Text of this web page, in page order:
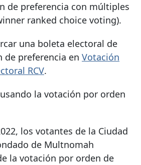
de preferencia con múltiples
ranked choice voting).
una boleta electoral de
preferencia en Votación
RCV.
la votación por orden
los votantes de la Ciudad
de Multnomah
la votación por orden de